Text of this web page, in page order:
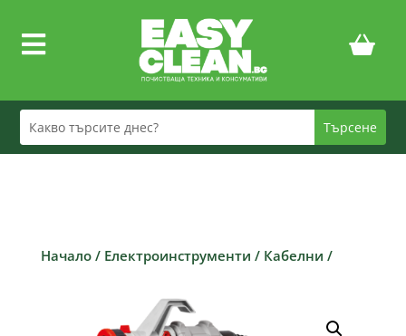

Начало/ Електроинструменти / Кабелни /